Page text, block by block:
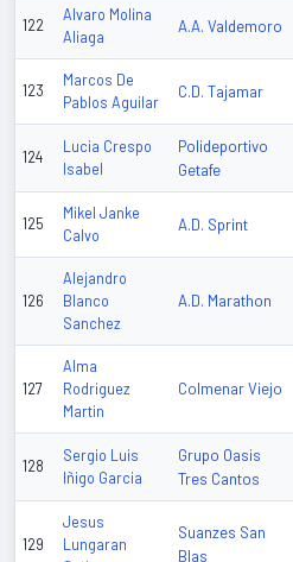
122
Alvaro Molina
Aliaga
A.A. Valdemoro
123
Marcos De
Pablos Aguilar
C.D. Tajamar
124
Lucia Crespo
Isabel
Polideportivo
Getafe
125
Mikel Janke
Calvo
A.D. Sprint
126
Alejandro
Blanco
Sanchez
A.D. Marathon
127
Alma
Rodriguez
Martin
Colmenar Viejo
128
Sergio Luis
Iñigo Garcia
Grupo Oasis
Tres Cantos
129
Jesus
Lungaran
Suanzes San
Blas